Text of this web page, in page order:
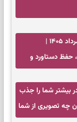
فال تاروت امروز چهارشنبه ۱۴ مرداد ۱۴۰۵ |
حفظ دستاورد و
شما را جذب
چه تصویری از شما